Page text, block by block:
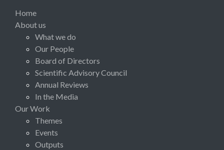
Home
About us
What we do
Our People
Board of Directors
Scientific Advisory Council
Annual Reviews
In the Media
Our Work
Themes
Events
Outputs